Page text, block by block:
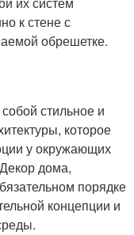
к стене с
обрешетке.
стильное и
которое
у окружающих
дома,
порядке
концепции и